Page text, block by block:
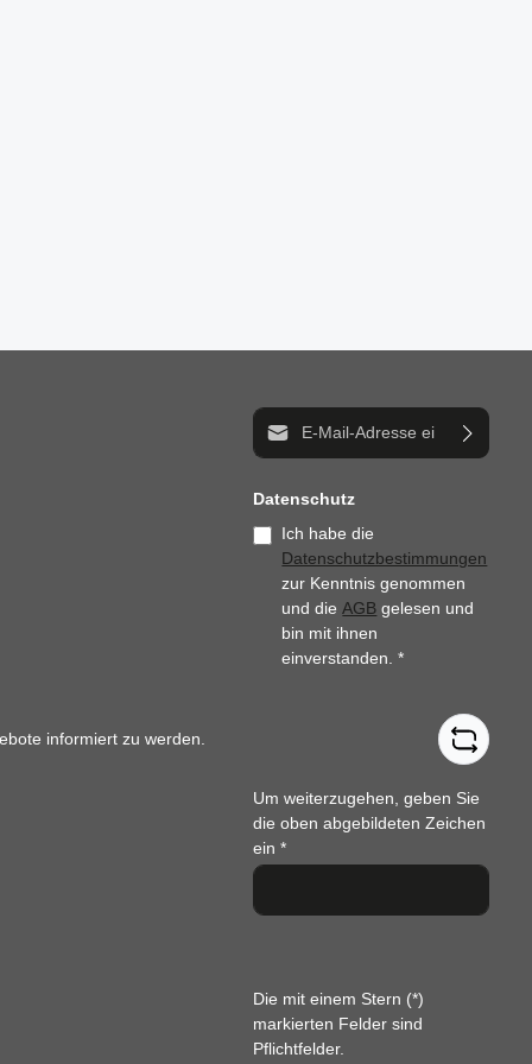
informiert zu werden.
E-Mail-Adresse*
Datenschutz
Ich habe die
Datenschutzbestimmungen
zur Kenntnis genommen
und dieAGB gelesen und
bin mit ihnen
einverstanden.*
Um weiterzugehen, geben Sie
die oben abgebildeten Zeichen
ein*
Die mit einem Stern (*)
markierten Felder sind
Pflichtfelder.